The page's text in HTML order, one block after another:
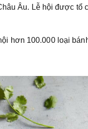
Âu. Lễ hội được tổ
hơn 100.000 loại